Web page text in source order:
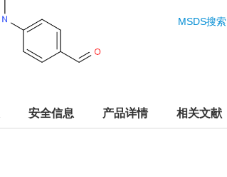
MSDS搜索
安全信息 产品详情 相关文献